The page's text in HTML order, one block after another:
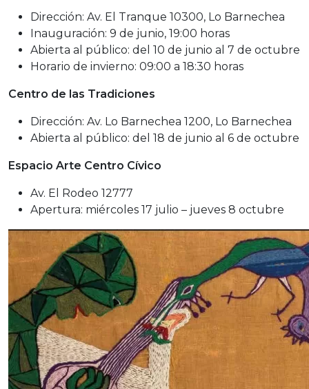
Dirección: Av. El Tranque 10300, Lo Barnechea
Inauguración: 9 de junio, 19:00 horas
Abierta al público: del 10 de junio al 7 de octubre
Horario de invierno: 09:00 a 18:30 horas
Centro de las Tradiciones
Dirección: Av. Lo Barnechea 1200, Lo Barnechea
Abierta al público: del 18 de junio al 6 de octubre
Espacio Arte Centro Cívico
Av. El Rodeo 12777
Apertura: miércoles 17 julio – jueves 8 octubre